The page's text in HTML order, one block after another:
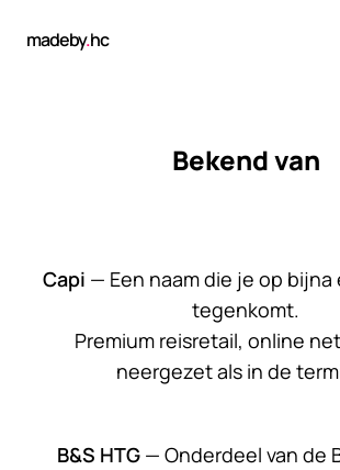
madeby.hc
Bekend van
Capi — Een naam die je op bijna
tegenkomt.
Premium reisretail, online
neergezet als in de
B&S HTG— Onderdeel van de